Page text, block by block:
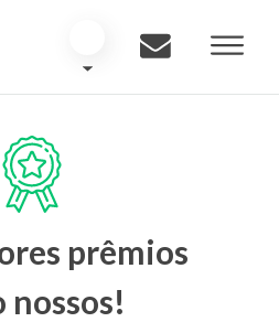
prêmios
nossos!